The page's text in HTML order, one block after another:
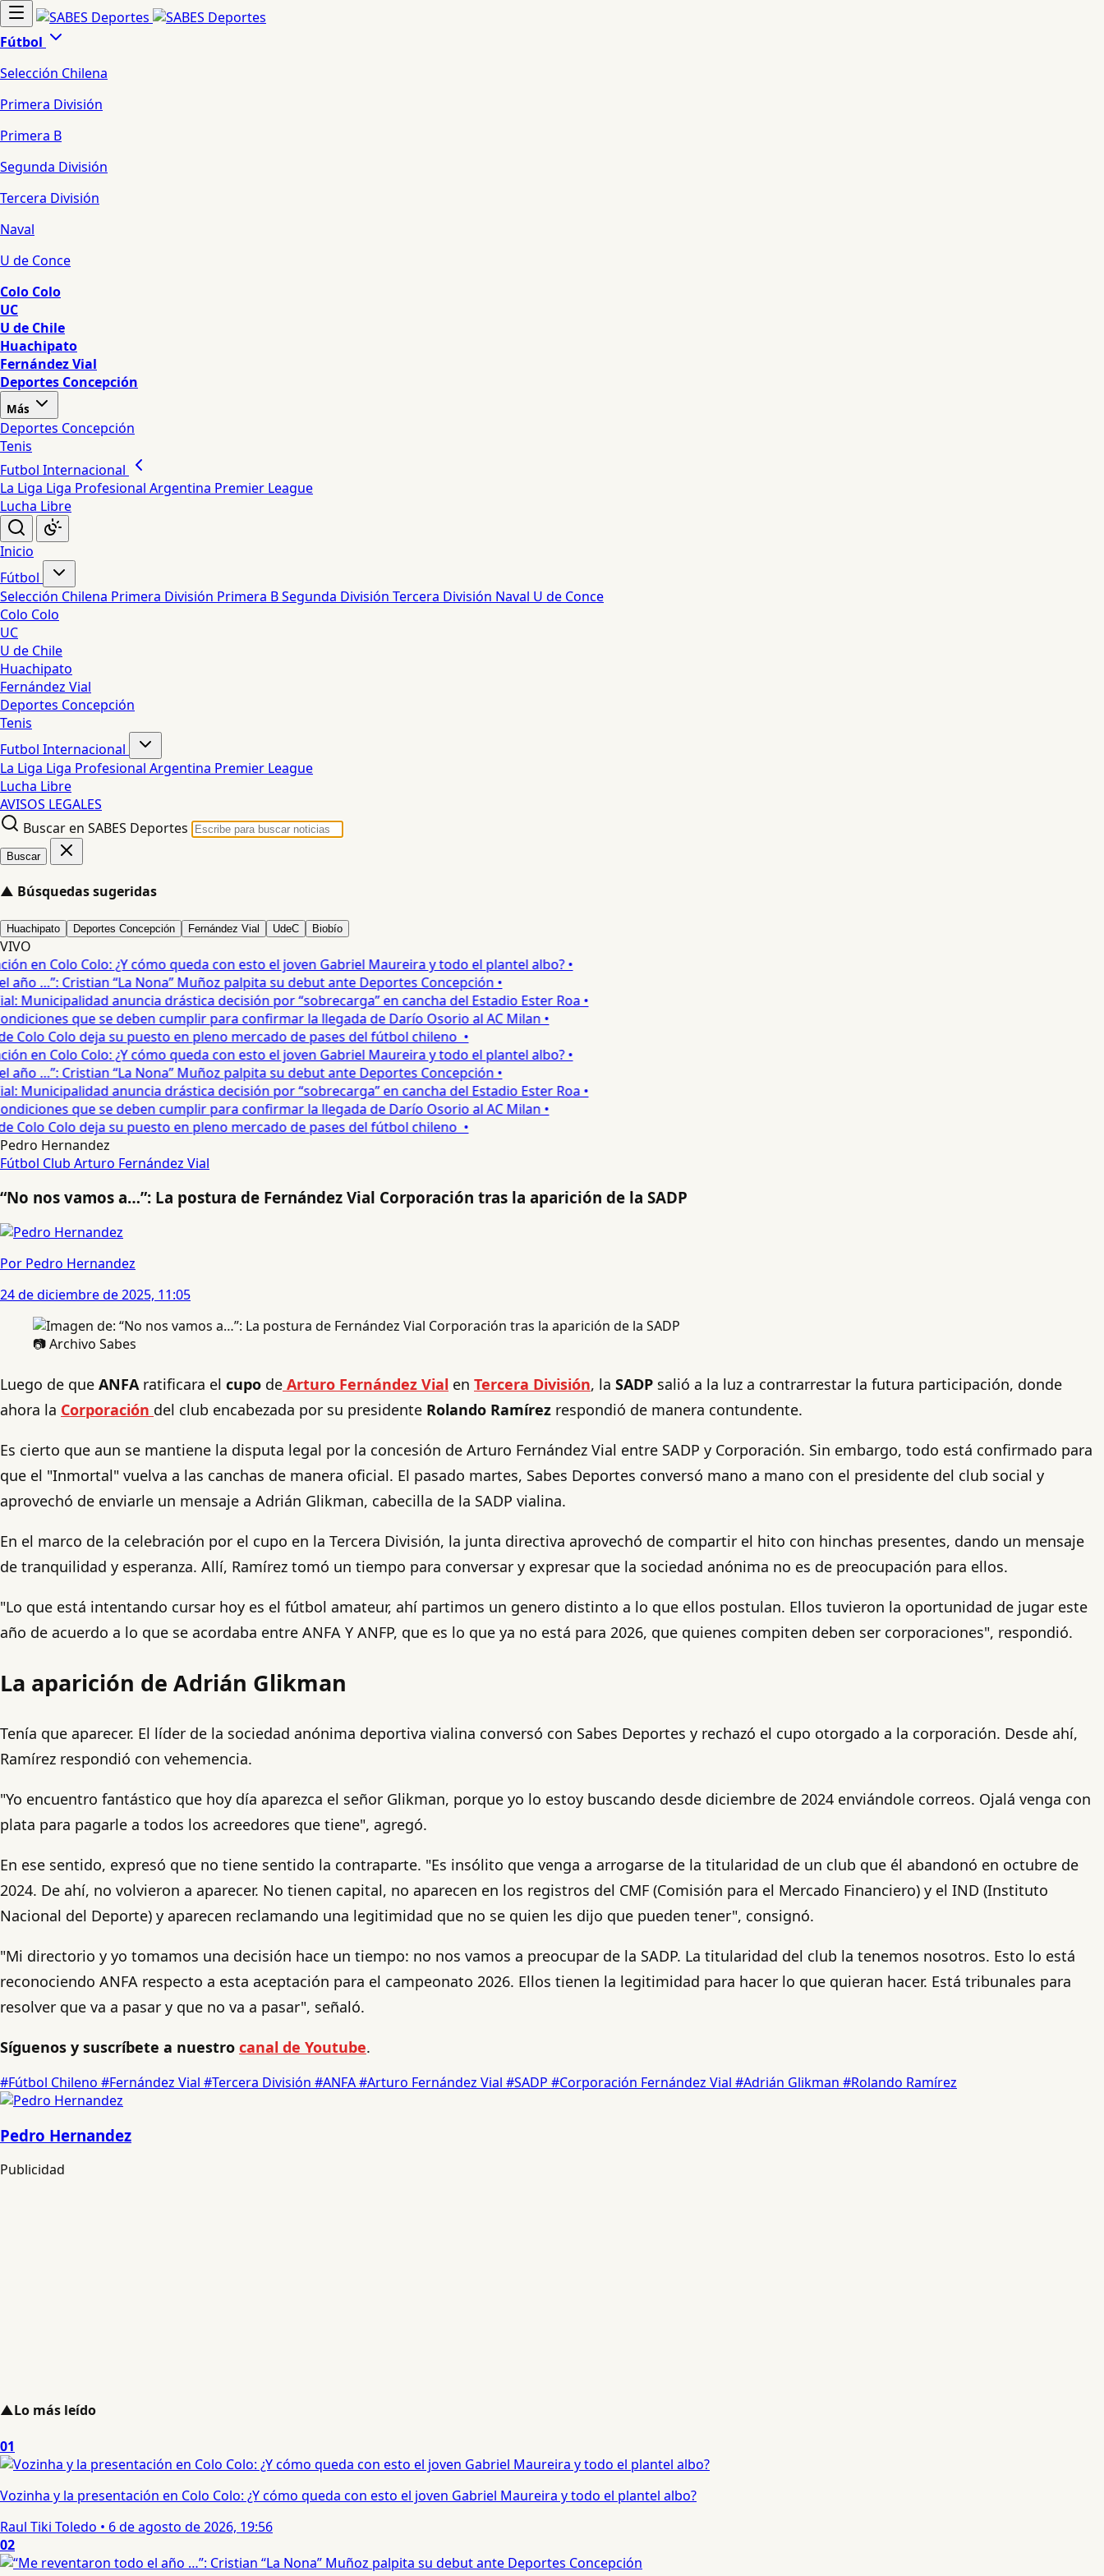
Fútbol
Selección Chilena
Primera División
Primera B
Segunda División
Tercera División
Naval
U de Conce
Colo Colo
UC
U de Chile
Huachipato
Fernández Vial
Deportes Concepción
Más
Deportes Concepción
Tenis
Futbol Internacional
La Liga Liga Profesional Argentina Premier League
Lucha Libre
Inicio
Fútbol
Selección Chilena Primera División Primera BSegunda División Tercera División Naval U de Conce
Colo Colo
UC
U de Chile
Huachipato
Fernández Vial
Deportes Concepción
Tenis
Futbol Internacional
La Liga Liga Profesional Argentina Premier League
Lucha Libre
AVISOS LEGALES
Buscar en SABES Deportes
Buscar
▲ Búsquedas sugeridas
Huachipato Deportes Concepción Fernández Vial UdeC Biobío
VIVO
en Colo Colo: ¿Y cómo queda con esto el joven Gabriel Maureira y todo el plantel albo? •
…”: Cristian “La Nona” Muñoz palpita su debut ante Deportes Concepción •
Municipalidad anuncia drástica decisión por “sobrecarga” en cancha del Estadio Ester Roa •
que se deben cumplir para confirmar la llegada de Darío Osorio al AC Milan •
Colo Colo deja su puesto en pleno mercado de pases del fútbol chileno •
en Colo Colo: ¿Y cómo queda con esto el joven Gabriel Maureira y todo el plantel albo? •
…”: Cristian “La Nona” Muñoz palpita su debut ante Deportes Concepción •
Municipalidad anuncia drástica decisión por “sobrecarga” en cancha del Estadio Ester Roa •
que se deben cumplir para confirmar la llegada de Darío Osorio al AC Milan •
Colo Colo deja su puesto en pleno mercado de pases del fútbol chileno •
Pedro Hernandez
Fútbol Club Arturo Fernández Vial
“No nos vamos a…”: La postura de Fernández Vial Corporación tras la aparición de la SADP
Por Pedro Hernandez
24 de diciembre de 2025, 11:05
📷 Archivo Sabes
Luego de que ANFA ratificara el cupo de Arturo Fernández Vial en Tercera División, la SADP salió a la luz a contrarrestar la futura participación, donde
ahora la Corporación del club encabezada por su presidente Rolando Ramírez respondió de manera contundente.
Es cierto que aun se mantiene la disputa legal por la concesión de Arturo Fernández Vial entre SADP y Corporación. Sin embargo, todo está confirmado para
que el "Inmortal" vuelva a las canchas de manera oficial. El pasado martes, Sabes Deportes conversó mano a mano con el presidente del club social y
aprovechó de enviarle un mensaje a Adrián Glikman, cabecilla de la SADP vialina.
En el marco de la celebración por el cupo en la Tercera División, la junta directiva aprovechó de compartir el hito con hinchas presentes, dando un mensaje
de tranquilidad y esperanza. Allí, Ramírez tomó un tiempo para conversar y expresar que la sociedad anónima no es de preocupación para ellos.
"Lo que está intentando cursar hoy es el fútbol amateur, ahí partimos un genero distinto a lo que ellos postulan. Ellos tuvieron la oportunidad de jugar este
año de acuerdo a lo que se acordaba entre ANFA Y ANFP, que es lo que ya no está para 2026, que quienes compiten deben ser corporaciones", respondió.
La aparición de Adrián Glikman
Tenía que aparecer. El líder de la sociedad anónima deportiva vialina conversó con Sabes Deportes y rechazó el cupo otorgado a la corporación. Desde ahí,
Ramírez respondió con vehemencia.
"Yo encuentro fantástico que hoy día aparezca el señor Glikman, porque yo lo estoy buscando desde diciembre de 2024 enviándole correos. Ojalá venga con
plata para pagarle a todos los acreedores que tiene", agregó.
En ese sentido, expresó que no tiene sentido la contraparte. "Es insólito que venga a arrogarse de la titularidad de un club que él abandonó en octubre de
2024. De ahí, no volvieron a aparecer. No tienen capital, no aparecen en los registros del CMF (Comisión para el Mercado Financiero) y el IND (Instituto
Nacional del Deporte) y aparecen reclamando una legitimidad que no se quien les dijo que pueden tener", consignó.
"Mi directorio y yo tomamos una decisión hace un tiempo: no nos vamos a preocupar de la SADP. La titularidad del club la tenemos nosotros. Esto lo está
reconociendo ANFA respecto a esta aceptación para el campeonato 2026. Ellos tienen la legitimidad para hacer lo que quieran hacer. Está tribunales para
resolver que va a pasar y que no va a pasar", señaló.
Síguenos y suscríbete a nuestro canal de Youtube.
#Fútbol Chileno #Fernández Vial #Tercera División #ANFA#Arturo Fernández Vial #SADP #Corporación Fernández Vial #Adrián Glikman #Rolando Ramírez
Pedro Hernandez
Publicidad
▲Lo más leído
01
Vozinha y la presentación en Colo Colo: ¿Y cómo queda con esto el joven Gabriel Maureira y todo el plantel albo?
Raul Tiki Toledo • 6 de agosto de 2026, 19:56
02